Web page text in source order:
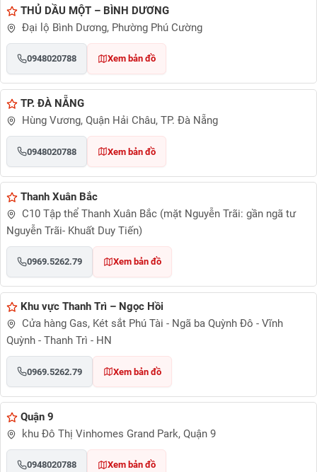
THỦ DẦU MỘT – BÌNH DƯƠNG
Đại lộ Bình Dương, Phường Phú Cường
0948020788 Xem bản đồ
TP. ĐÀ NẴNG
Hùng Vương, Quận Hải Châu, TP. Đà Nẵng
0948020788 Xem bản đồ
Thanh Xuân Bắc
C10 Tập thể Thanh Xuân Bắc (mặt Nguyễn Trãi: gần ngã tư
Nguyễn Trãi- Khuất Duy Tiến)
0969.5262.79 Xem bản đồ
Khu vực Thanh Trì – Ngọc Hồi
Cửa hàng Gas, Két sắt Phú Tài - Ngã ba Quỳnh Đô - Vĩnh
Quỳnh - Thanh Trì - HN
0969.5262.79 Xem bản đồ
Quận 9
khu Đô Thị Vinhomes Grand Park, Quận 9
0948020788 Xem bản đồ